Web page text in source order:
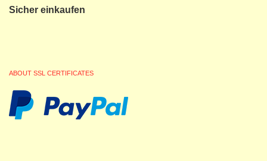
Sicher einkaufen
ABOUT SSL CERTIFICATES